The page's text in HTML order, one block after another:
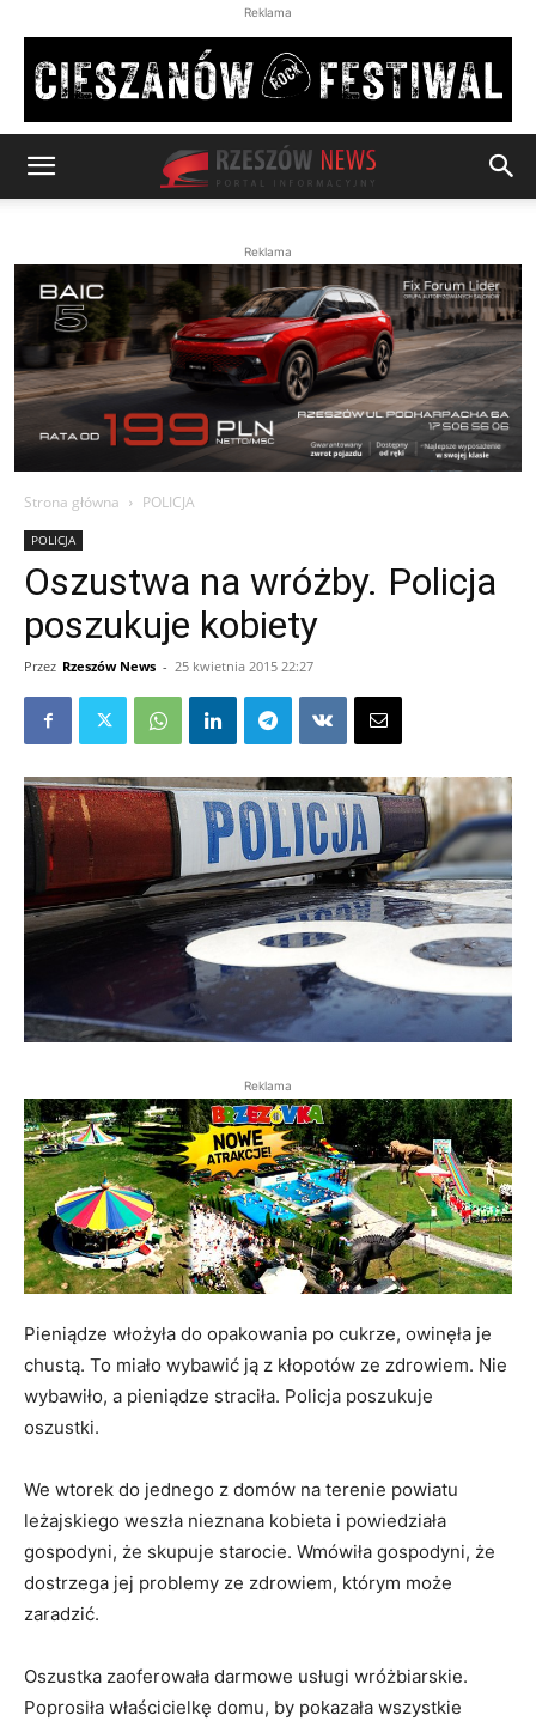
Reklama
Reklama
Strona główna POLICJA
POLICJA
Oszustwa na wróżby. Policja
poszukuje kobiety
Przez Rzeszów News - 25 kwietnia 2015 22:27
Reklama
Pieniądze włożyła do opakowania po cukrze, owinęła je
chustą. To miało wybawić ją z kłopotów ze zdrowiem. Nie
wybawiło, a pieniądze straciła. Policja poszukuje
oszustki.
We wtorek do jednego z domów na terenie powiatu
leżajskiego weszła nieznana kobieta i powiedziała
gospodyni, że skupuje starocie. Wmówiła gospodyni, że
dostrzega jej problemy ze zdrowiem, którym może
zaradzić.
Oszustka zaoferowała darmowe usługi wróżbiarskie.
Poprosiła właścicielkę domu, by pokazała wszystkie